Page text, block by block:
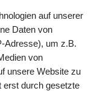
Service- und
auf unserer
Daten von
Adresse), um z.B.
von
unsere Website zu
erst durch gesetzte